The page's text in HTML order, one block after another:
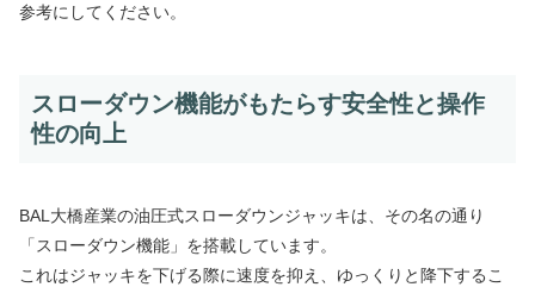
参考にしてください。
スローダウン機能がもたらす安全性と操作
性の向上
BAL大橋産業の油圧式スローダウンジャッキは、その名の通り
「スローダウン機能」を搭載しています。
これはジャッキを下げる際に速度を抑え、ゆっくりと降下するこ